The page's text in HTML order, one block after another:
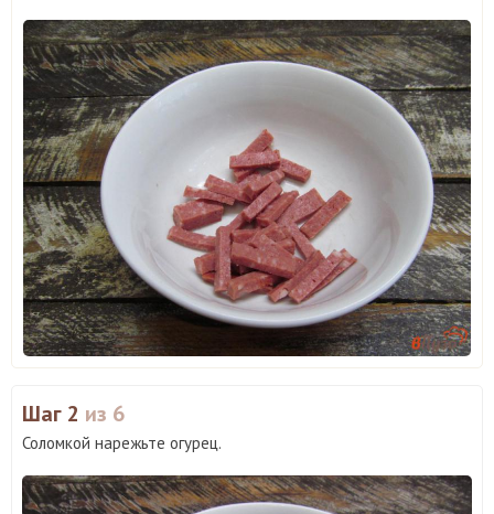
Шаг 2 из 6
Соломкой нарежьте огурец.